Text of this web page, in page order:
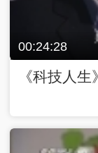
00:24:28
《科技人